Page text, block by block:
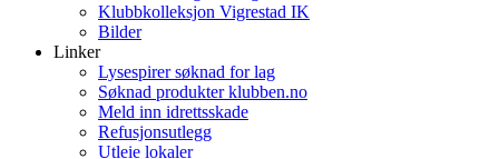
Klubbkolleksjon Vigrestad IK
Bilder
Linker
Lysespirer søknad for lag
Søknad produkter klubben.no
Meld inn idrettsskade
Refusjonsutlegg
Utleie lokaler